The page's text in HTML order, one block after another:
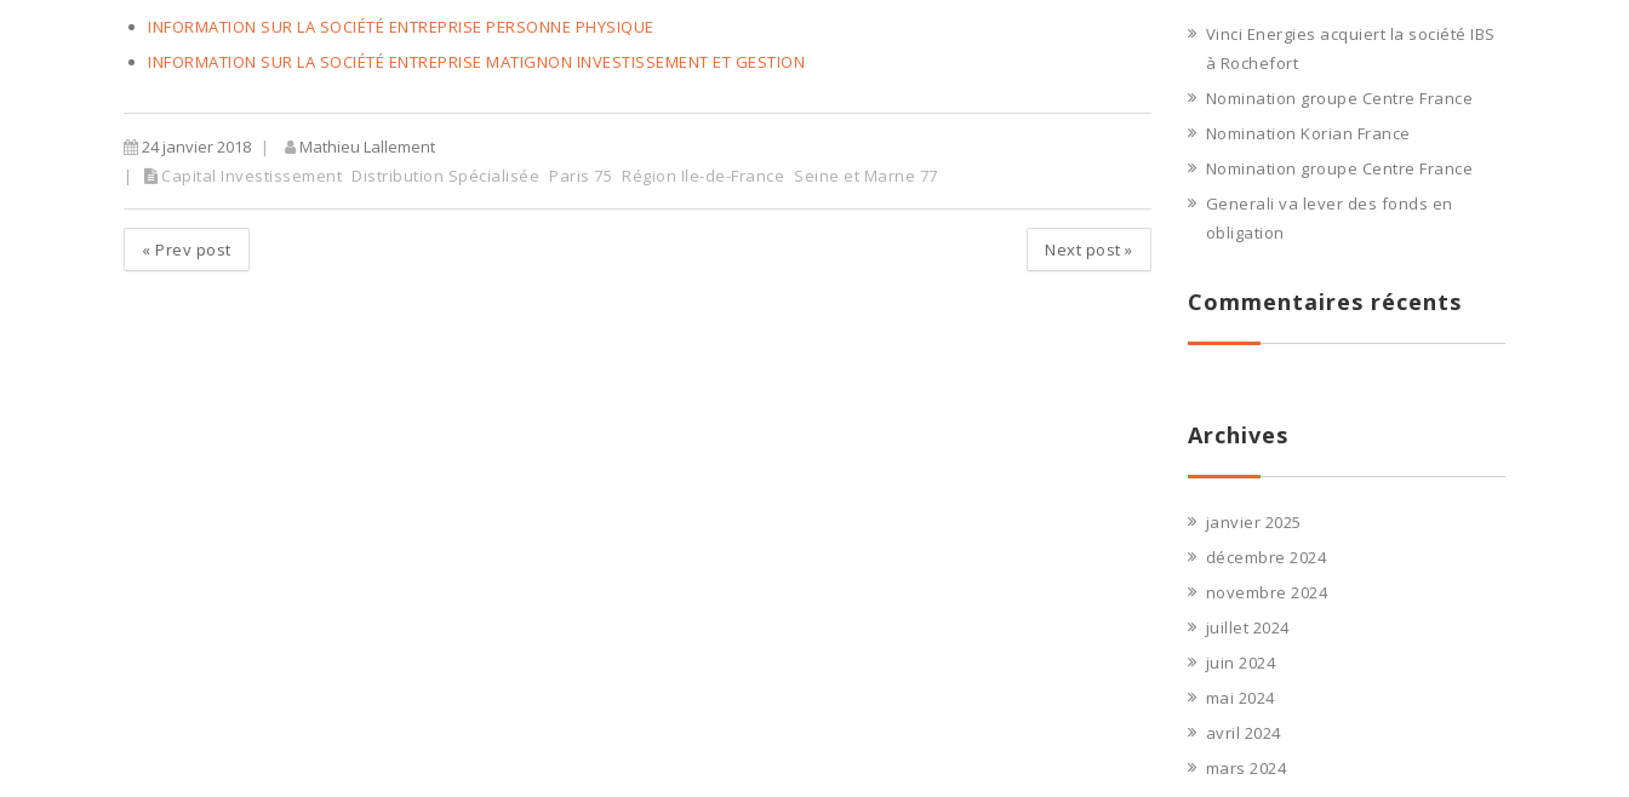
INFORMATION SUR LA SOCIÉTÉ ENTREPRISE PERSONNE PHYSIQUE
INFORMATION SUR LA SOCIÉTÉ ENTREPRISE MATIGNON INVESTISSEMENT ET GESTION
24 janvier 2018
Mathieu Lallement
Capital Investissement Distribution Spécialisée Paris 75 Région Ile-de-France Seine et Marne 77
« Prev post Next post »
Vinci Energies acquiert la société IBS
à Rochefort
Nomination groupe Centre France
Nomination Korian France
Nomination groupe Centre France
Generali va lever des fonds en
obligation
Commentaires récents
Archives
janvier 2025
décembre 2024
novembre 2024
juillet 2024
juin 2024
mai 2024
avril 2024
mars 2024